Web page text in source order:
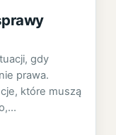
gdy
prawa.
które muszą